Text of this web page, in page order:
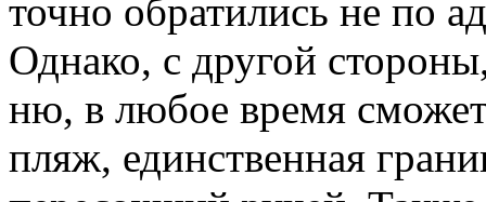
точно обратились не по
Однако, с другой
ню, в любое время
пляж, единственная